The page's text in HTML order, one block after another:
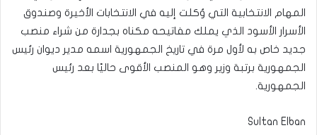
المهام الانتخابية التي وُكلت إليه في الانتخابات الأخيرة وصندوق
الأسرار الأسود الذي يملك مفاتيحه مكناه بجدارة من شراء منصب
جديد خاص به لأول مرة في تاريخ الجمهورية اسمه مدير ديوان رئيس
الجمهورية برتبة وزير وهو المنصب الأقوى حاليًا بعد رئيس
الجمهورية.
Sultan Elban